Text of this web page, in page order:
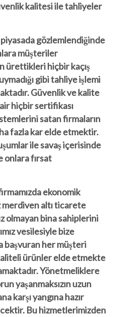
kalitesi ile tahliyeler
piyasada gözlemlendiğinde
müşteriler
ürettikleri hiçbir kaçış
gibi tahliye işlemi
Güvenlik ve kalite
hiçbir sertifikası
satan firmaların
fazla kar elde etmektir.
ile savaş içerisinde
onlara fırsat
ekonomik
altı ticarete
olmayan bina sahiplerini
vesilesiyle bize
başvuran her müşteri
ürünler elde etmekte
Yönetmeliklere
yaşanmaksızın uzun
karşı yangına hazır
Bu hizmetlerimizden